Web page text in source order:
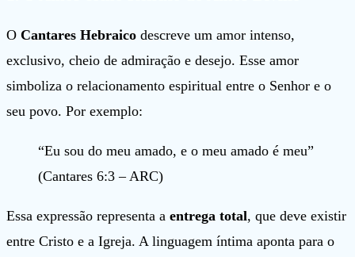
O Cantares Hebraico descreve um amor intenso,
exclusivo, cheio de admiração e desejo. Esse amor
simboliza o relacionamento espiritual entre o Senhor e o
seu povo. Por exemplo:
“Eu sou do meu amado, e o meu amado é meu”
(Cantares 6:3 – ARC)
Essa expressão representa a entrega total, que deve existir
entre Cristo e a Igreja. A linguagem íntima aponta para o